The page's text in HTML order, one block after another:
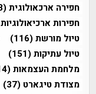
חפירה ארכאולוגית(168)
חפירות ארכיאולוגיות
טיול מורשת(116)
טיול עתיקות(151)
מלחמת העצמאות(114)
מצודת טיגארט (37)